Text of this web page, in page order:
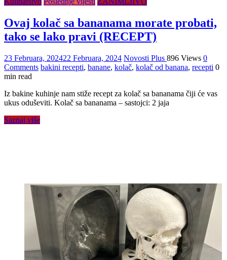
Ovaj kolač sa bananama morate probati,
tako se lako pravi (RECEPT)
23 Februara, 202422 Februara, 2024 Novosti Plus 896 Views 0
Comments bakini recepti, banane, kolač, kolač od banana, recepti 0
min read
Iz bakine kuhinje nam stiže recept za kolač sa bananama čiji će vas
ukus oduševiti. Kolač sa bananama – sastojci: 2 jaja
Saznaj više